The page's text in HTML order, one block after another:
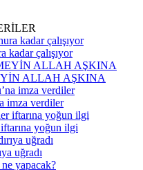
kadar çalışıyor
ALLAH AŞKINA
imza verdiler
yoğun ilgi
uğradı